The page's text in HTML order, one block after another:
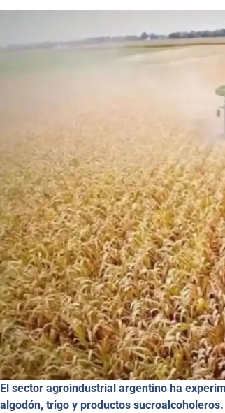
El sector agroindustrial argentino ha
algodón, trigo y productos sucroalcoholeros.